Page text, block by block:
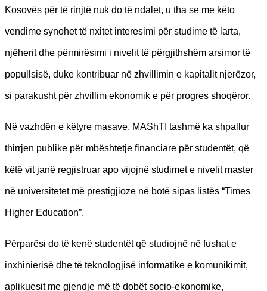
Kosovës për të rinjtë nuk do të ndalet, u tha se me këto
vendime synohet të nxitet interesimi për studime të larta,
njëherit dhe përmirësimi i nivelit të përgjithshëm arsimor të
popullsisë, duke kontribuar në zhvillimin e kapitalit njerëzor,
si parakusht për zhvillim ekonomik e për progres shoqëror.
Në vazhdën e këtyre masave, MAShTI tashmë ka shpallur
thirrjen publike për mbështetje financiare për studentët, që
këtë vit janë regjistruar apo vijojnë studimet e nivelit master
në universitetet më prestigjioze në botë sipas listës “Times
Higher Education”.
Përparësi do të kenë studentët që studiojnë në fushat e
inxhinierisë dhe të teknologjisë informatike e komunikimit,
aplikuesit me gjendje më të dobët socio-ekonomike,